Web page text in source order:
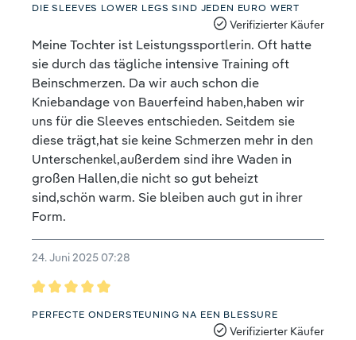
DIE SLEEVES LOWER LEGS SIND JEDEN EURO WERT
Verifizierter Käufer
Meine Tochter ist Leistungssportlerin. Oft hatte
sie durch das tägliche intensive Training oft
Beinschmerzen. Da wir auch schon die
Kniebandage von Bauerfeind haben,haben wir
uns für die Sleeves entschieden. Seitdem sie
diese trägt,hat sie keine Schmerzen mehr in den
Unterschenkel,außerdem sind ihre Waden in
großen Hallen,die nicht so gut beheizt
sind,schön warm. Sie bleiben auch gut in ihrer
Form.
24. Juni 2025 07:28
PERFECTE ONDERSTEUNING NA EEN BLESSURE
Verifizierter Käufer